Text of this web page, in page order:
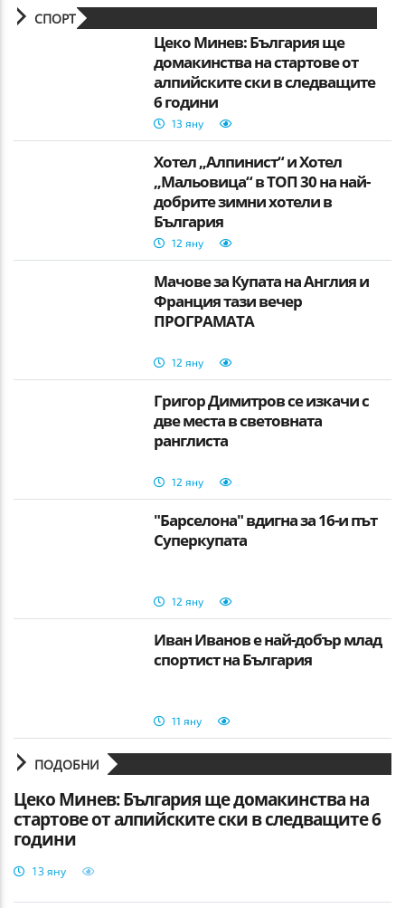
СПОРТ
Цеко Минев: България ще
домакинства на стартове от
алпийските ски в следващите
6 години
13 яну
Хотел „Алпинист“ и Хотел
„Мальовица“ в ТОП 30 на най-
добрите зимни хотели в
България
12 яну
Мачове за Купата на Англия и
Франция тази вечер
ПРОГРАМАТА
12 яну
Григор Димитров се изкачи с
две места в световната
ранглиста
12 яну
"Барселона" вдигна за 16-и път
Суперкупата
12 яну
Иван Иванов е най-добър млад
спортист на България
11 яну
ПОДОБНИ
Цеко Минев: България ще домакинства на
стартове от алпийските ски в следващите 6
години
13 яну